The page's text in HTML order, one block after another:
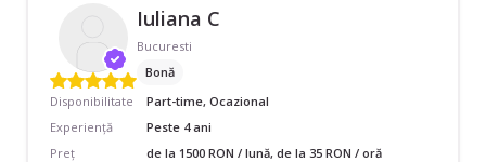
Iuliana C
Bucuresti
Bonă
Disponibilitate
Part-time, Ocazional
Experiență
Peste 4 ani
Preț
de la 1500 RON / lună, de la 35 RON / oră